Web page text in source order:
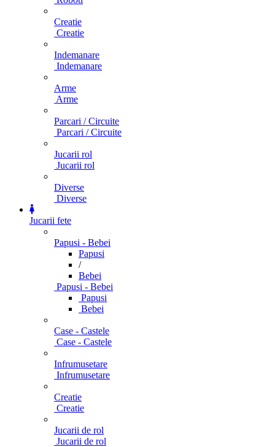
Creatie
Creatie
Indemanare
Indemanare
Arme
Arme
Parcari / Circuite
Parcari / Circuite
Jucarii rol
Jucarii rol
Diverse
Diverse
Jucarii fete
Papusi - Bebei
Papusi
/
Bebei
Papusi - Bebei
Papusi
Bebei
Case - Castele
Case - Castele
Infrumusetare
Infrumusetare
Creatie
Creatie
Jucarii de rol
Jucarii de rol